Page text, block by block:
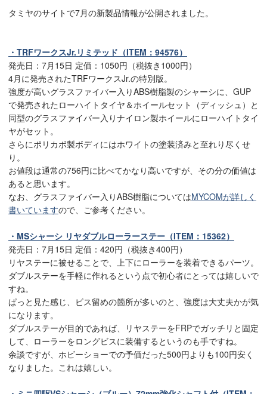
タミヤのサイトで7月の新製品情報が公開されました。
・TRFワークスJr.リミテッド（ITEM：94576）
発売日：7月15日 定価：1050円（税抜き1000円）
4月に発売されたTRFワークスJr.の特別版。
強度が高いグラスファイバー入りABS樹脂製のシャーシに、GUP
で発売されたローハイトタイヤ＆ホイールセット（ディッシュ）と
同型のグラスファイバー入りナイロン製ホイールにローハイトタイ
ヤがセット。
さらにポリカボ製ボディにはホワイトの塗装済みと至れり尽くせ
り。
お値段は通常の756円に比べてかなり高いですが、その分の価値は
あると思います。
なお、グラスファイバー入りABS樹脂についてはMYCOMが詳しく
書いていますので、ご参考ください。
・MSシャーシ リヤダブルローラーステー（ITEM：15362）
発売日：7月15日 定価：420円（税抜き400円）
リヤステーに被せることで、上下にローラーを装着できるパーツ。
ダブルステーを手軽に作れるという点で初心者にとっては嬉しいで
すね。
ぱっと見た感じ、ビス留めの箇所が多いのと、強度は大丈夫かが気
になります。
ダブルステーが目的であれば、リヤステーをFRPでガッチリと固定
して、ローラーをロングビスに装備するというのも手ですね。
余談ですが、ホビーショーでの予価だった500円よりも100円安く
なりました。これは嬉しい。